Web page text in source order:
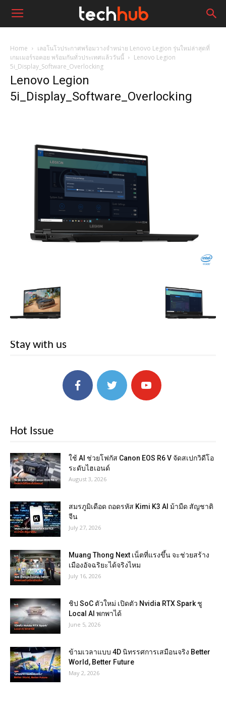
Home
เลอโนโวประกาศพร้อมวางจำหน่าย Lenovo Legion รุ่นใหม่ล่าสุดที่
เกมเมอร์รอคอย พร้อมกันทั่วประเทศแล้ววันนี้
Lenovo Legion
5i_Display_Software_Overlocking
Lenovo Legion
5i_Display_Software_Overlocking
Stay with us
Hot Issue
ใช้ AI ช่วยโฟกัส Canon EOS R6 V จัดสเปกวิดีโอ
ระดับไฮเอนด์
August 3, 2026
สมรภูมิเดือด ถอดรหัส Kimi K3 AI ม้ามืด สัญชาติ
จีน
July 27, 2026
Muang Thong Next เน็ตที่แรงขึ้น จะช่วยสร้าง
เมืองอัจฉริยะได้จริงไหม
July 16, 2026
ชิป SoC ตัวใหม่ เปิดตัว Nvidia RTX Spark ชู
Local AI พกพาได้
June 5, 2026
ข้ามเวลาแบบ 4D นิทรรศการเสมือนจริง Better
World, Better Future
May 2, 2026